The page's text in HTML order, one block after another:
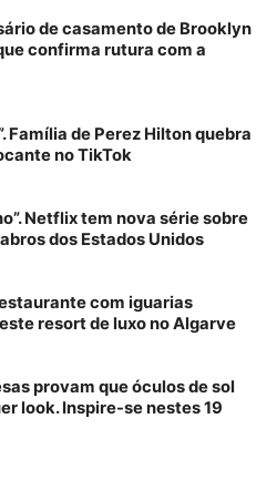
de casamento de Brooklyn
confirma rutura com a
Família de Perez Hilton quebra
no TikTok
Netflix tem nova série sobre
dos Estados Unidos
com iguarias
resort de luxo no Algarve
provam que óculos de sol
look. Inspire-se nestes 19